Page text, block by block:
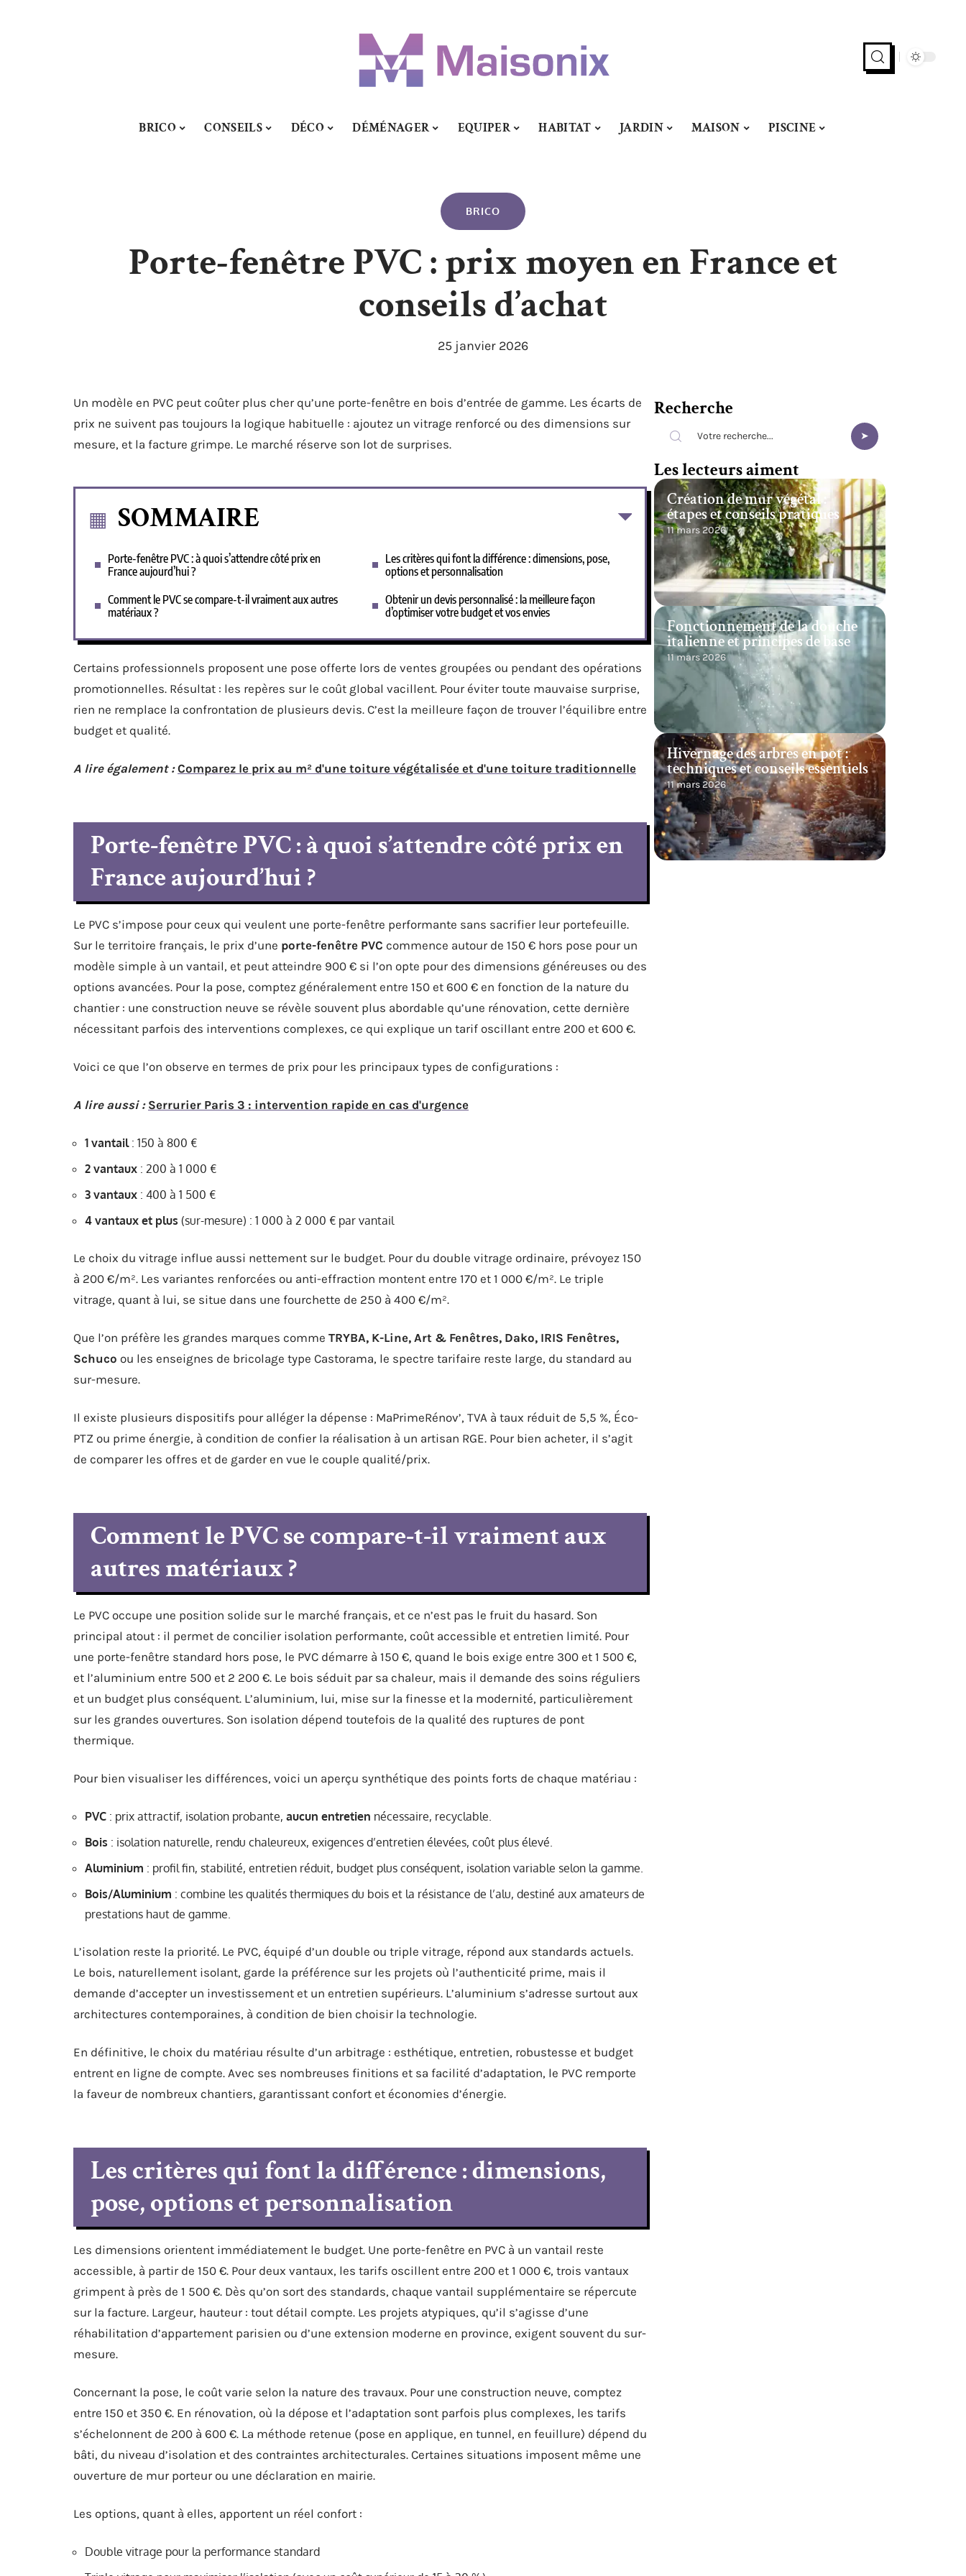
BRICO CONSEILS DÉCO DÉMÉNAGER EQUIPER HABITAT JARDIN MAISON PISCINE
BRICO
Porte-fenêtre PVC : prix moyen en France et
conseils d’achat
25 janvier 2026
Un modèle en PVC peut coûter plus cher qu’une porte-fenêtre en bois d’entrée de gamme. Les écarts de
prix ne suivent pas toujours la logique habituelle : ajoutez un vitrage renforcé ou des dimensions sur
mesure, et la facture grimpe. Le marché réserve son lot de surprises.
SOMMAIRE
Porte-fenêtre PVC : à quoi s’attendre côté prix en
France aujourd’hui ?
Comment le PVC se compare-t-il vraiment aux autres
matériaux ?
Les critères qui font la différence : dimensions, pose,
options et personnalisation
Obtenir un devis personnalisé : la meilleure façon
d’optimiser votre budget et vos envies
Certains professionnels proposent une pose offerte lors de ventes groupées ou pendant des opérations
promotionnelles. Résultat : les repères sur le coût global vacillent. Pour éviter toute mauvaise surprise,
rien ne remplace la confrontation de plusieurs devis. C’est la meilleure façon de trouver l’équilibre entre
budget et qualité.
A lire également : Comparez le prix au m² d'une toiture végétalisée et d'une toiture traditionnelle
Porte-fenêtre PVC : à quoi s’attendre côté prix en
France aujourd’hui ?
Le PVC s’impose pour ceux qui veulent une porte-fenêtre performante sans sacrifier leur portefeuille.
Sur le territoire français, le prix d’une porte-fenêtre PVC commence autour de 150 € hors pose pour un
modèle simple à un vantail, et peut atteindre 900 € si l’on opte pour des dimensions généreuses ou des
options avancées. Pour la pose, comptez généralement entre 150 et 600 € en fonction de la nature du
chantier : une construction neuve se révèle souvent plus abordable qu’une rénovation, cette dernière
nécessitant parfois des interventions complexes, ce qui explique un tarif oscillant entre 200 et 600 €.
Voici ce que l’on observe en termes de prix pour les principaux types de configurations :
A lire aussi : Serrurier Paris 3 : intervention rapide en cas d'urgence
1 vantail: 150 à 800 €
2 vantaux : 200 à 1 000 €
3 vantaux : 400 à 1 500 €
4 vantaux et plus (sur-mesure) : 1 000 à 2 000 € par vantail
Le choix du vitrage influe aussi nettement sur le budget. Pour du double vitrage ordinaire, prévoyez 150
à 200 €/m². Les variantes renforcées ou anti-effraction montent entre 170 et 1 000 €/m². Le triple
vitrage, quant à lui, se situe dans une fourchette de 250 à 400 €/m².
Que l’on préfère les grandes marques comme TRYBA, K-Line, Art & Fenêtres, Dako, IRIS Fenêtres,
Schuco ou les enseignes de bricolage type Castorama, le spectre tarifaire reste large, du standard au
sur-mesure.
Il existe plusieurs dispositifs pour alléger la dépense : MaPrimeRénov’, TVA à taux réduit de 5,5 %, Éco-
PTZ ou prime énergie, à condition de confier la réalisation à un artisan RGE. Pour bien acheter, il s’agit
de comparer les offres et de garder en vue le couple qualité/prix.
Comment le PVC se compare-t-il vraiment aux
autres matériaux ?
Le PVC occupe une position solide sur le marché français, et ce n’est pas le fruit du hasard. Son
principal atout : il permet de concilier isolation performante, coût accessible et entretien limité. Pour
une porte-fenêtre standard hors pose, le PVC démarre à 150 €, quand le bois exige entre 300 et 1 500 €,
et l’aluminium entre 500 et 2 200 €. Le bois séduit par sa chaleur, mais il demande des soins réguliers
et un budget plus conséquent. L’aluminium, lui, mise sur la finesse et la modernité, particulièrement
sur les grandes ouvertures. Son isolation dépend toutefois de la qualité des ruptures de pont
thermique.
Pour bien visualiser les différences, voici un aperçu synthétique des points forts de chaque matériau :
PVC : prix attractif, isolation probante, aucun entretien nécessaire, recyclable.
Bois : isolation naturelle, rendu chaleureux, exigences d’entretien élevées, coût plus élevé.
Aluminium : profil fin, stabilité, entretien réduit, budget plus conséquent, isolation variable selon la gamme.
Bois/Aluminium : combine les qualités thermiques du bois et la résistance de l’alu, destiné aux amateurs de
prestations haut de gamme.
L’isolation reste la priorité. Le PVC, équipé d’un double ou triple vitrage, répond aux standards actuels.
Le bois, naturellement isolant, garde la préférence sur les projets où l’authenticité prime, mais il
demande d’accepter un investissement et un entretien supérieurs. L’aluminium s’adresse surtout aux
architectures contemporaines, à condition de bien choisir la technologie.
En définitive, le choix du matériau résulte d’un arbitrage : esthétique, entretien, robustesse et budget
entrent en ligne de compte. Avec ses nombreuses finitions et sa facilité d’adaptation, le PVC remporte
la faveur de nombreux chantiers, garantissant confort et économies d’énergie.
Les critères qui font la différence : dimensions,
pose, options et personnalisation
Les dimensions orientent immédiatement le budget. Une porte-fenêtre en PVC à un vantail reste
accessible, à partir de 150 €. Pour deux vantaux, les tarifs oscillent entre 200 et 1 000 €, trois vantaux
grimpent à près de 1 500 €. Dès qu’on sort des standards, chaque vantail supplémentaire se répercute
sur la facture. Largeur, hauteur : tout détail compte. Les projets atypiques, qu’il s’agisse d’une
réhabilitation d’appartement parisien ou d’une extension moderne en province, exigent souvent du sur-
mesure.
Concernant la pose, le coût varie selon la nature des travaux. Pour une construction neuve, comptez
entre 150 et 350 €. En rénovation, où la dépose et l’adaptation sont parfois plus complexes, les tarifs
s’échelonnent de 200 à 600 €. La méthode retenue (pose en applique, en tunnel, en feuillure) dépend du
bâti, du niveau d’isolation et des contraintes architecturales. Certaines situations imposent même une
ouverture de mur porteur ou une déclaration en mairie.
Les options, quant à elles, apportent un réel confort :
Double vitrage pour la performance standard
Recherche
Les lecteurs aiment
Création de mur végétal :
étapes et conseils pratiques
11 mars 2026
Fonctionnement de la douche
italienne et principes de base
11 mars 2026
Hivernage des arbres en pot :
techniques et conseils essentiels
11 mars 2026